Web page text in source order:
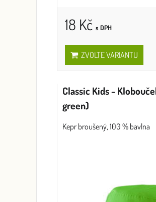
18 Kč s DPH
ZVOLTE VARIANTU
Classic Kids -
green)
Kepr broušený, 100 % bavlna